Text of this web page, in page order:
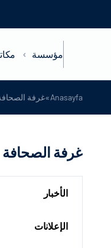
مؤسسة
Anasayfa
»غرفة
غرفة الصحافة
الأخبار
الإعلانات